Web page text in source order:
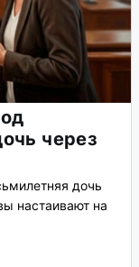
через
дочь
настаивают на